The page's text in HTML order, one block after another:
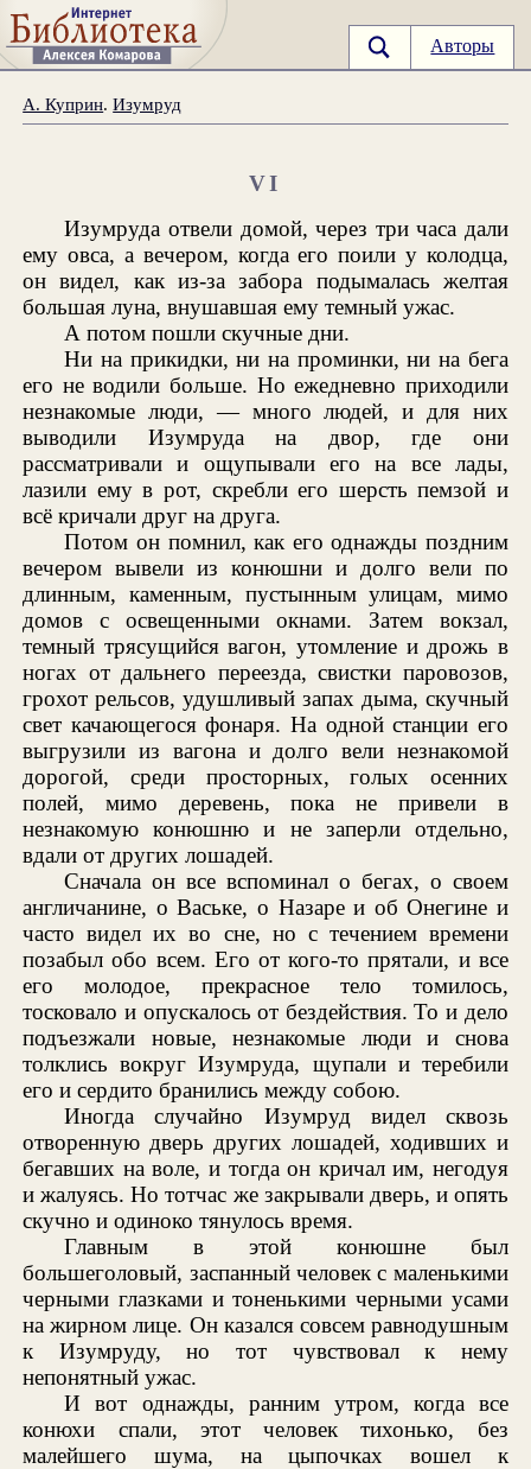
Авторы
А. Куприн.Изумруд
VI
Изумруда отвели домой, через три часа дали
ему овса, а вечером, когда его поили у колодца,
он видел, как из-за забора подымалась желтая
большая луна, внушавшая ему темный ужас.
А потом пошли скучные дни.
Ни на прикидки, ни на проминки, ни на бега
его не водили больше. Но ежедневно приходили
незнакомые люди, — много людей, и для них
выводили Изумруда на двор, где они
рассматривали и ощупывали его на все лады,
лазили ему в рот, скребли его шерсть пемзой и
всё кричали друг на друга.
Потом он помнил, как его однажды поздним
вечером вывели из конюшни и долго вели по
длинным, каменным, пустынным улицам, мимо
домов с освещенными окнами. Затем вокзал,
темный трясущийся вагон, утомление и дрожь в
ногах от дальнего переезда, свистки паровозов,
грохот рельсов, удушливый запах дыма, скучный
свет качающегося фонаря. На одной станции его
выгрузили из вагона и долго вели незнакомой
дорогой, среди просторных, голых осенних
полей, мимо деревень, пока не привели в
незнакомую конюшню и не заперли отдельно,
вдали от других лошадей.
Сначала он все вспоминал о бегах, о своем
англичанине, о Ваське, о Назаре и об Онегине и
часто видел их во сне, но с течением времени
позабыл обо всем. Его от кого-то прятали, и все
его молодое, прекрасное тело томилось,
тосковало и опускалось от бездействия. То и дело
подъезжали новые, незнакомые люди и снова
толклись вокруг Изумруда, щупали и теребили
его и сердито бранились между собою.
Иногда случайно Изумруд видел сквозь
отворенную дверь других лошадей, ходивших и
бегавших на воле, и тогда он кричал им, негодуя
и жалуясь. Но тотчас же закрывали дверь, и опять
скучно и одиноко тянулось время.
Главным в этой конюшне был
большеголовый, заспанный человек с маленькими
черными глазками и тоненькими черными усами
на жирном лице. Он казался совсем равнодушным
к Изумруду, но тот чувствовал к нему
непонятный ужас.
И вот однажды, ранним утром, когда все
конюхи спали, этот человек тихонько, без
малейшего шума, на цыпочках вошел к